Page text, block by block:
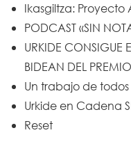
Ikasgiltza: Proyecto
PODCAST «SIN
URKIDE CONSIGUE
BIDEAN DEL
Un trabajo de
Urkide en Cadena
Reset